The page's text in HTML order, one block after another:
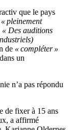
que le pays
« pleinement
« Des auditions
de « compléter »
un
n’a pas répondu
de fixer à 15 ans
a affirmé